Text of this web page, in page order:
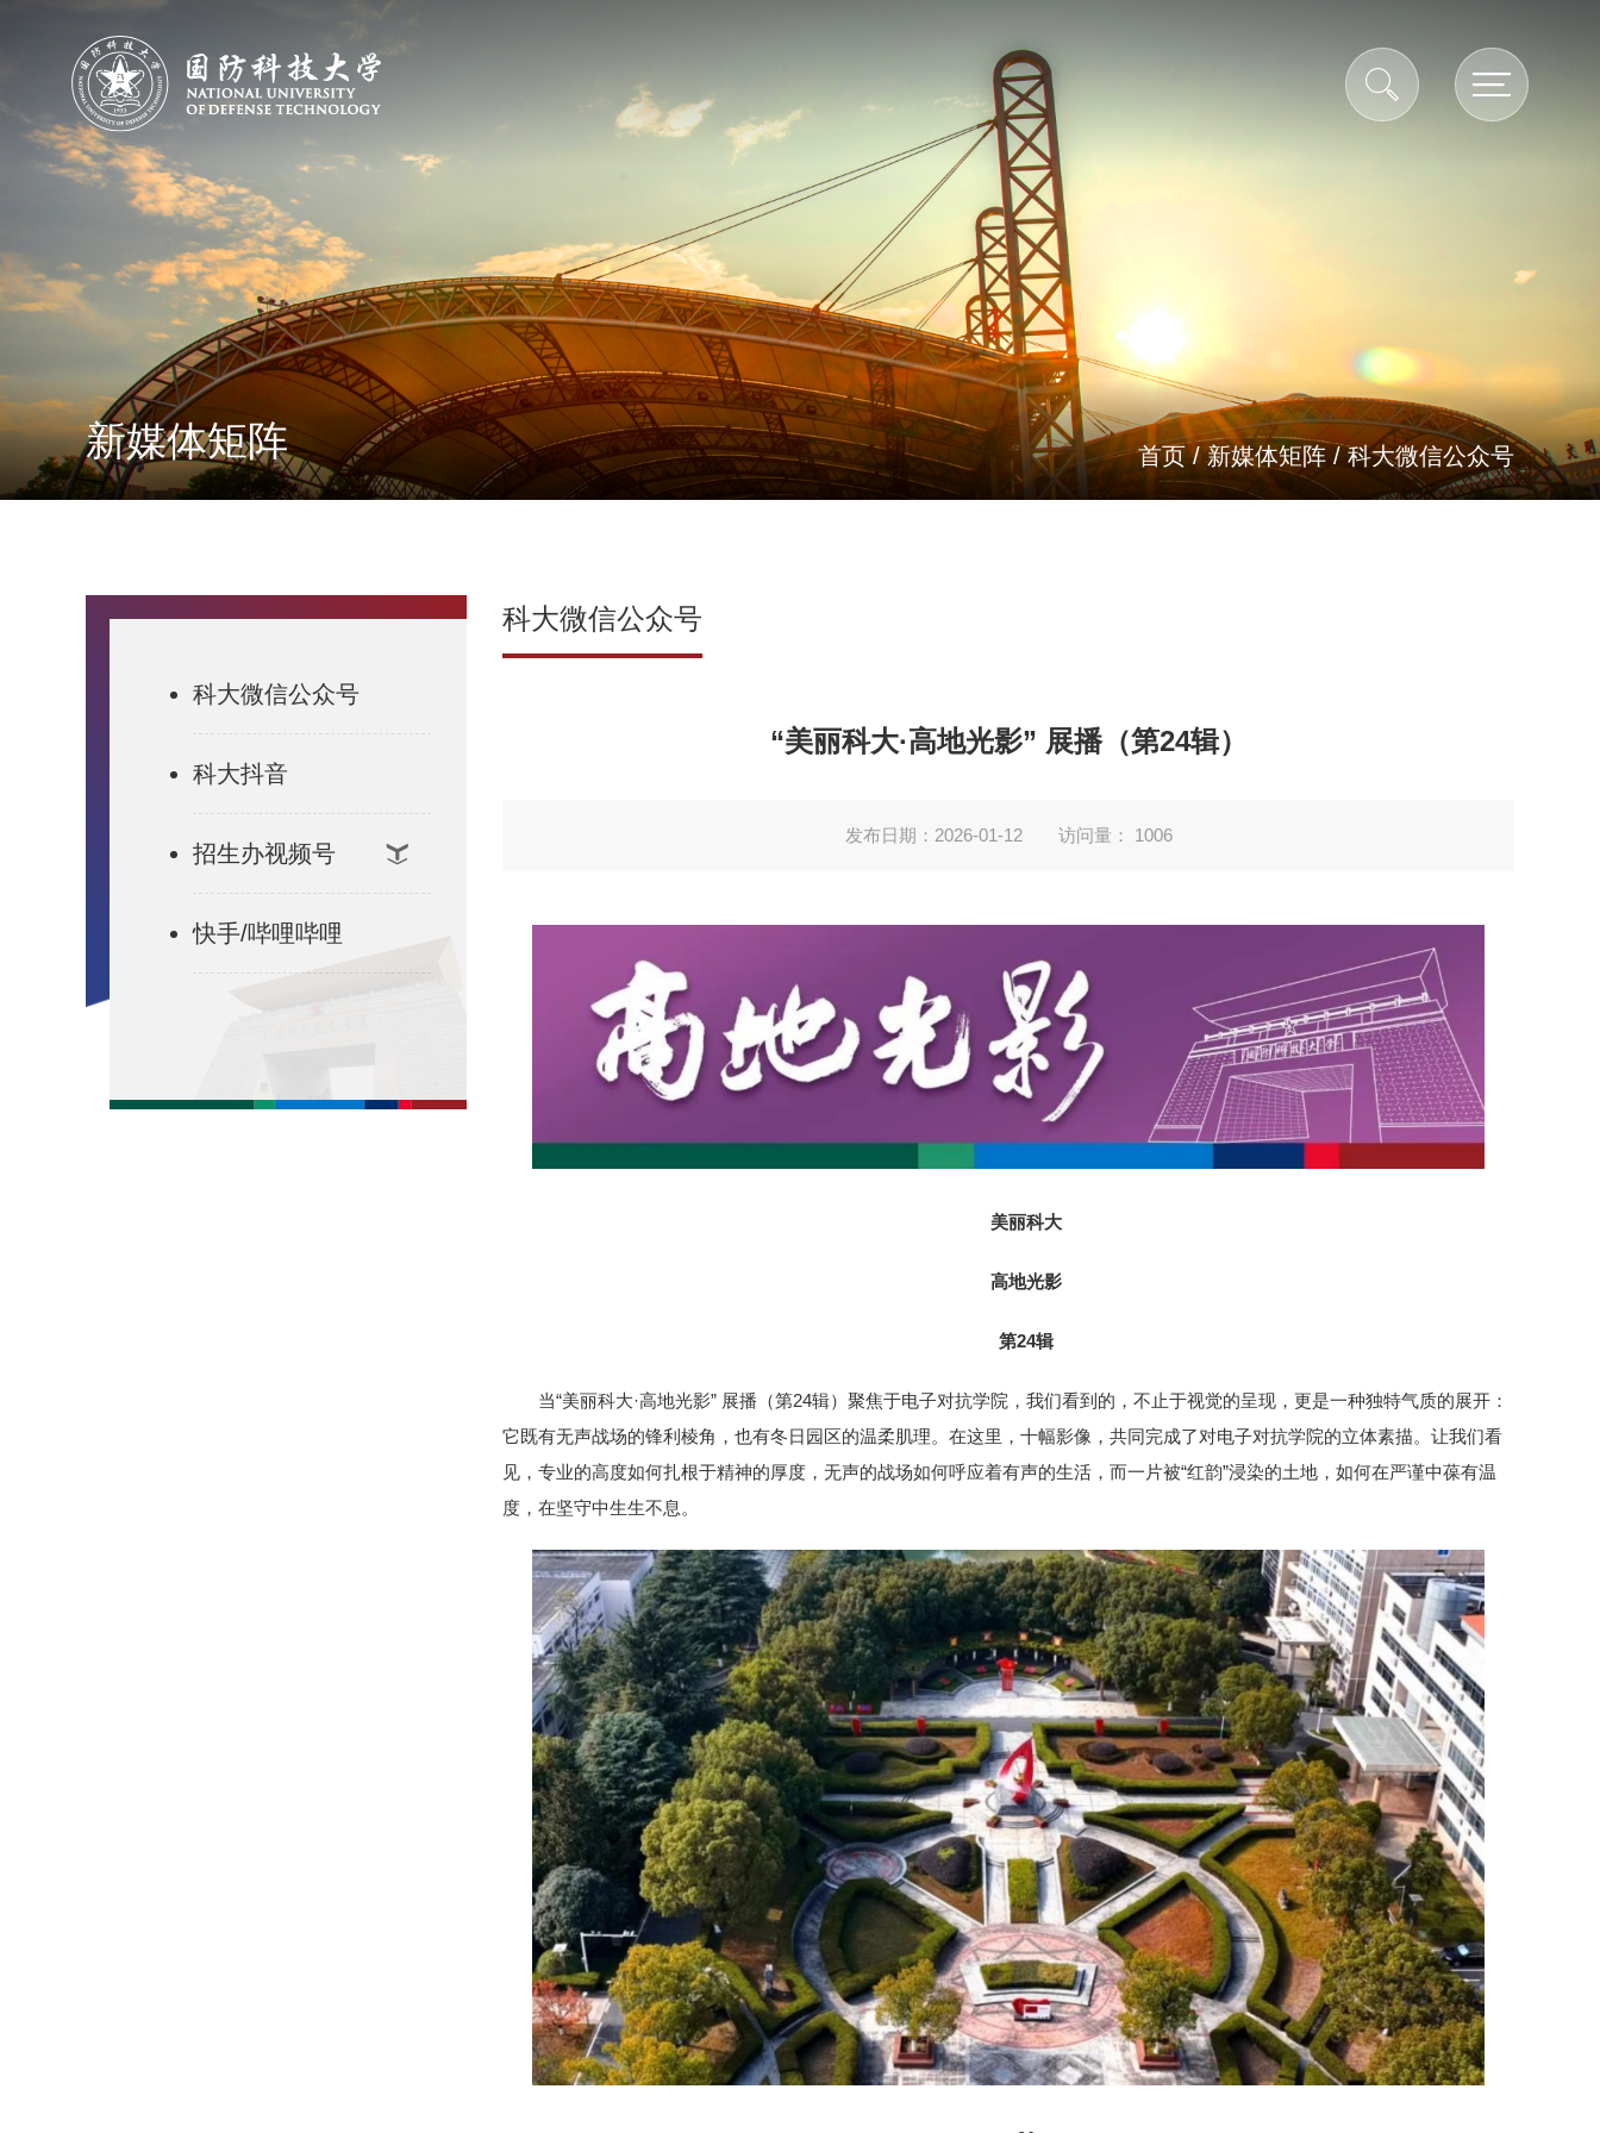
新媒体矩阵 首页/新媒体矩阵/科大微信公众号
科大微信公众号
科大抖音
招生办视频号
快手/哔哩哔哩
科大微信公众号
“美丽科大·高地光影” 展播（第24辑）
发布日期：2026-01-12 访问量： 1006
美丽科大
高地光影
第24辑
当“美丽科大·高地光影” 展播（第24辑）聚焦于电子对抗学院，我们看到的，不止于视觉的呈现，更是一种独特气质的展开：
它既有无声战场的锋利棱角，也有冬日园区的温柔肌理。在这里，十幅影像，共同完成了对电子对抗学院的立体素描。让我们看
见，专业的高度如何扎根于精神的厚度，无声的战场如何呼应着有声的生活，而一片被“红韵”浸染的土地，如何在严谨中葆有温
度，在坚守中生生不息。